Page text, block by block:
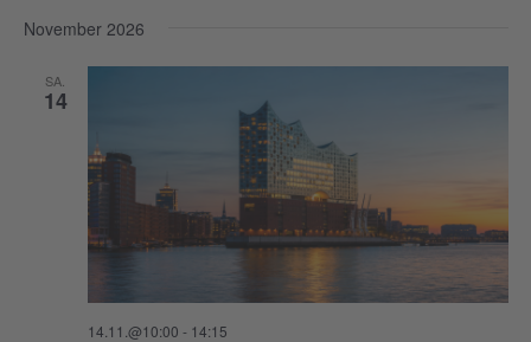
wählen.
November 2026
SA.
14
14.11.@10:00 - 14:15